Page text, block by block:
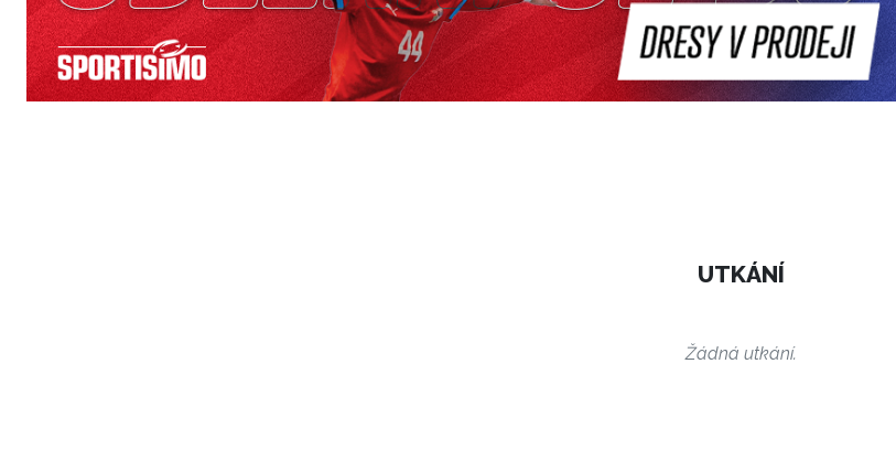
UTKÁNÍ
Žádná utkání.